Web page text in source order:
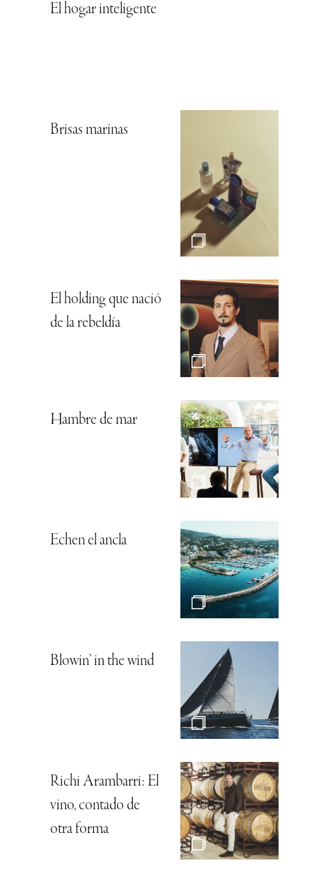
El hogar inteligente
Brisas marinas
El holding que nació
de la rebeldía
Hambre de mar
Echen el ancla
Blowin’ in the wind
Richi Arambarri: El
vino, contado de
otra forma